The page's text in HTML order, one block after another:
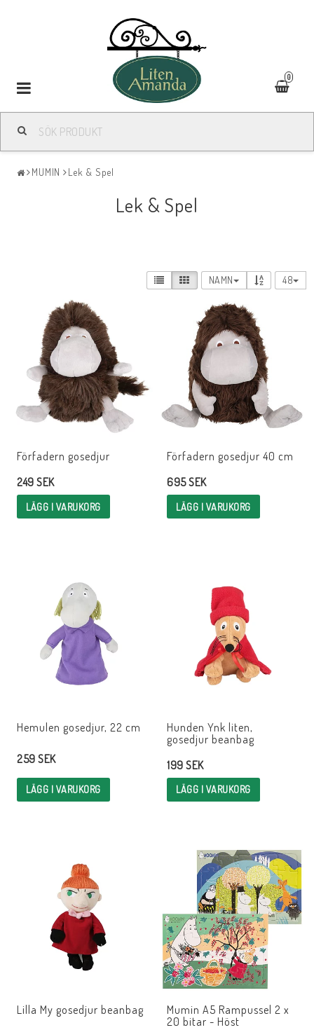
0
Toggle
navigation
MUMIN Lek & Spel
Lek & Spel
NAMN 48
Förfadern gosedjur
249 SEK
LÄGG I VARUKORG
Förfadern gosedjur 40 cm
695 SEK
LÄGG I VARUKORG
Hemulen gosedjur, 22 cm
259 SEK
LÄGG I VARUKORG
Hunden Ynk liten,
gosedjur beanbag
199 SEK
LÄGG I VARUKORG
Lilla My gosedjur beanbag
Mumin A5 Rampussel 2 x
20 bitar - Höst